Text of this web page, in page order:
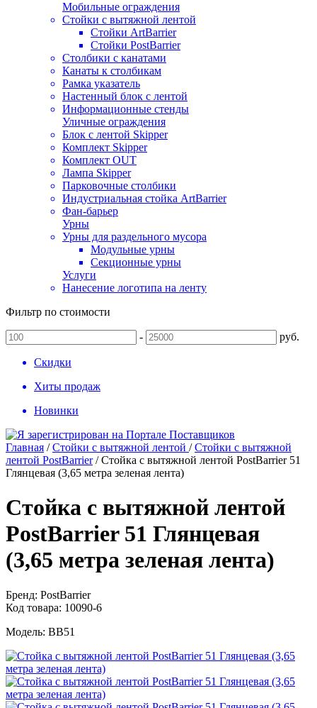
Мобильные ограждения
Стойки с вытяжной лентой
Стойки ArtBarrier
Стойки PostBarrier
Столбики с канатами
Канаты к столбикам
Рамка указатель
Настенный блок с лентой
Информационные стенды
Уличные ограждения
Блок с лентой Skipper
Комплект Skipper
Комплект OUT
Лампа Skipper
Парковочные столбики
Индустриальная стойка ArtBarrier
Фан-барьер
Урны
Урны для раздельного мусора
Модульные урны
Секционные урны
Услуги
Нанесение логотипа на ленту
Фильтр по стоимости
- руб.
Скидки
Хиты продаж
Новинки
Главная /Стойки с вытяжной лентой /Стойки с вытяжной
лентой PostBarrier/Стойка с вытяжной лентой PostBarrier 51
Глянцевая (3,65 метра зеленая лента)
Стойка с вытяжной лентой
PostBarrier 51 Глянцевая
(3,65 метра зеленая лента)
Бренд: PostBarrier
Код товара: 10090-6
Модель: BB51